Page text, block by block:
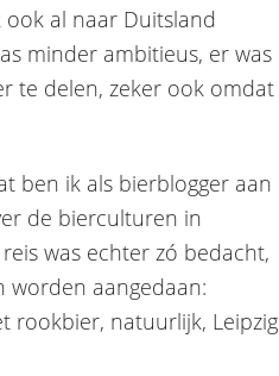
ook al naar Duitsland
minder ambitieus, er was
te delen, zeker ook omdat
ben ik als bierblogger aan
de bierculturen in
was echter zó bedacht,
worden aangedaan:
rookbier, natuurlijk, Leipzig